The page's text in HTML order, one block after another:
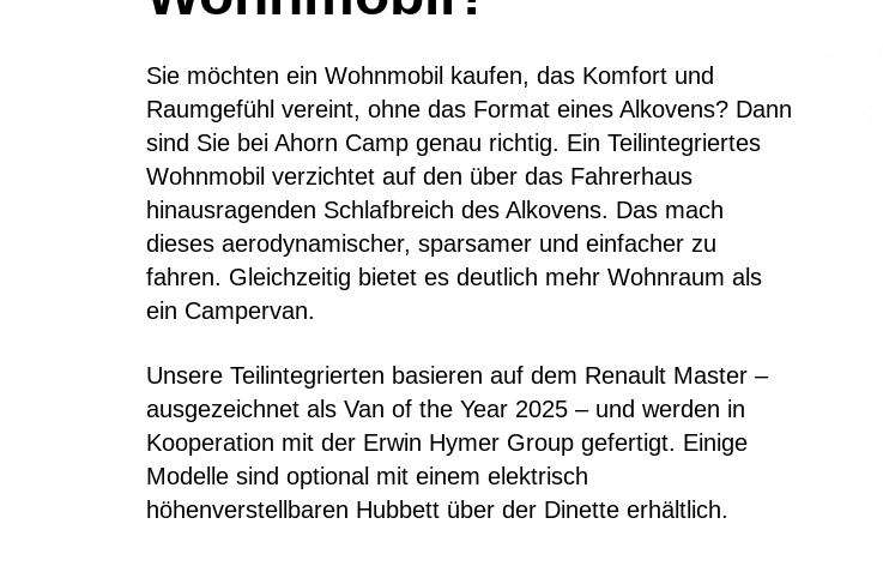
Sie möchten ein Wohnmobil kaufen, das Komfort und
Raumgefühl vereint, ohne das Format eines Alkovens? Dann
sind Sie bei Ahorn Camp genau richtig. Ein Teilintegriertes
Wohnmobil verzichtet auf den über das Fahrerhaus
hinausragenden Schlafbreich des Alkovens. Das mach
dieses aerodynamischer, sparsamer und einfacher zu
fahren. Gleichzeitig bietet es deutlich mehr Wohnraum als
ein Campervan.
Unsere Teilintegrierten basieren auf dem Renault Master –
ausgezeichnet als Van of the Year 2025 – und werden in
Kooperation mit der Erwin Hymer Group gefertigt. Einige
Modelle sind optional mit einem elektrisch
höhenverstellbaren Hubbett über der Dinette erhältlich.